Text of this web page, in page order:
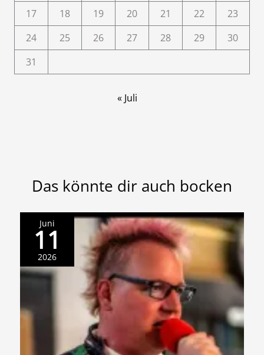
17
18 19 20 21 22
23
24
25 26 27 28 29
30
31
« Juli
Das könnte dir auch bocken
Juni
11
2026